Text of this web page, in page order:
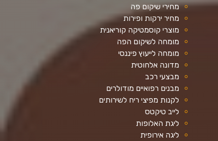
מחירי שיקום פה
מחיר ירקות ופירות
מוצרי קוסמטיקה קוריאנית
מומחה לשיקום הפה
מומחה לייעוץ פיננסי
מדונה אלחוטית
מבצעי רכב
מבנים רפואיים מודולרים
לקנות מפיצי ריח לשירותים
לייב טיקטס
ליגת האלופות
ליגה אירופית